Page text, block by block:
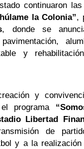
continuaron las
la Colonia”,
, donde se
y
y
programa
Libertad
de
y a la